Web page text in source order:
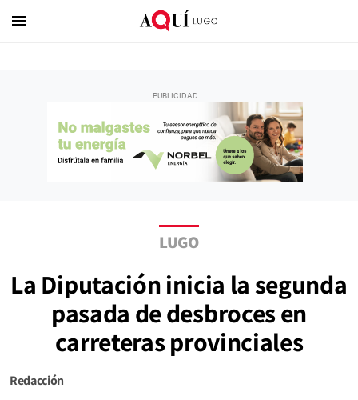
menu
LUGO
La Diputación inicia la segunda
pasada de desbroces en
carreteras provinciales
Redacción